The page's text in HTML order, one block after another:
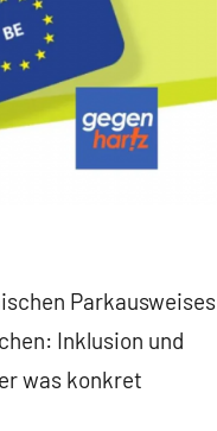
Parkausweises
Inklusion und
was konkret